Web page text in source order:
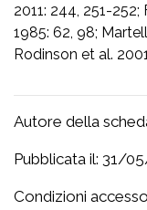
2011: 244, 251-
1985: 62, 98;
Rodinson et al.
Autore della
Pubblicata il: 31/
Condizioni